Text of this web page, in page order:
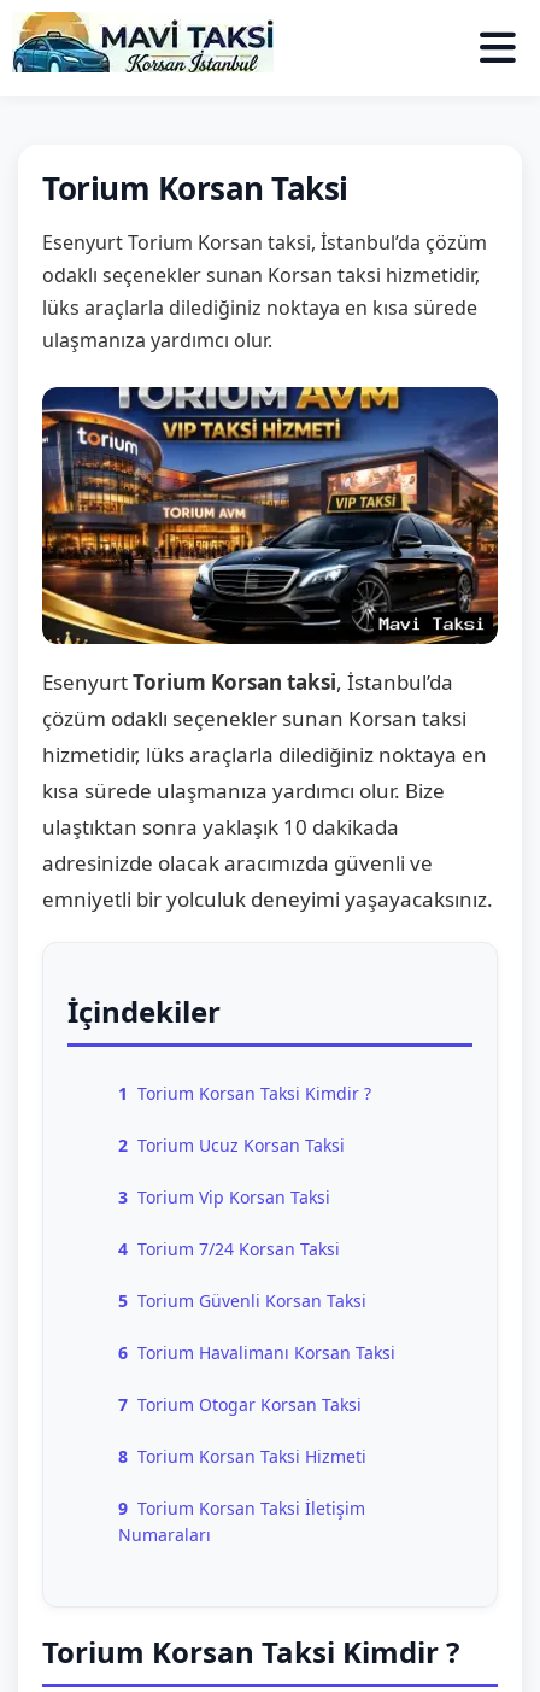
Torium Korsan Taksi
Esenyurt Torium Korsan taksi, İstanbul’da çözüm
odaklı seçenekler sunan Korsan taksi hizmetidir,
lüks araçlarla dilediğiniz noktaya en kısa sürede
ulaşmanıza yardımcı olur.
EsenyurtTorium Korsan taksi, İstanbul’da
çözüm odaklı seçenekler sunan Korsan taksi
hizmetidir, lüks araçlarla dilediğiniz noktaya en
kısa sürede ulaşmanıza yardımcı olur. Bize
ulaştıktan sonra yaklaşık 10 dakikada
adresinizde olacak aracımızda güvenli ve
emniyetli bir yolculuk deneyimi yaşayacaksınız.
İçindekiler
1 Torium Korsan Taksi Kimdir ?
2 Torium Ucuz Korsan Taksi
3 Torium Vip Korsan Taksi
4 Torium 7/24 Korsan Taksi
5 Torium Güvenli Korsan Taksi
6 Torium Havalimanı Korsan Taksi
7 Torium Otogar Korsan Taksi
8 Torium Korsan Taksi Hizmeti
9 Torium Korsan Taksi İletişim
Numaraları
Torium Korsan Taksi Kimdir ?